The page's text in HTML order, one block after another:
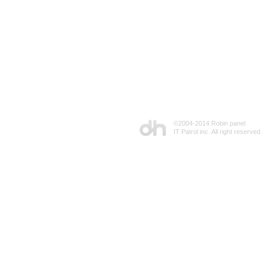
©2004-2014 Robin panel
IT Patrol inc. All right reserved.